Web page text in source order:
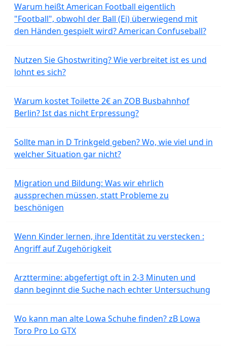
Warum heißt American Football eigentlich
"Football", obwohl der Ball (Ei) überwiegend mit
den Händen gespielt wird? American Confuseball?
Nutzen Sie Ghostwriting? Wie verbreitet ist es und
lohnt es sich?
Warum kostet Toilette 2€ an ZOB Busbahnhof
Berlin? Ist das nicht Erpressung?
Sollte man in D Trinkgeld geben? Wo, wie viel und in
welcher Situation gar nicht?
Migration und Bildung: Was wir ehrlich
aussprechen müssen, statt Probleme zu
beschönigen
Wenn Kinder lernen, ihre Identität zu verstecken :
Angriff auf Zugehörigkeit
Arzttermine: abgefertigt oft in 2-3 Minuten und
dann beginnt die Suche nach echter Untersuchung
Wo kann man alte Lowa Schuhe finden? zB Lowa
Toro Pro Lo GTX